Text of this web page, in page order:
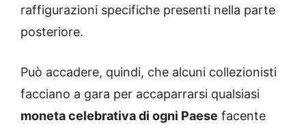
raffigurazioni specifiche presenti nella parte
posteriore.
Può accadere, quindi, che alcuni collezionisti
facciano a gara per accaparrarsi qualsiasi
moneta celebrativa di ogni Paese facente